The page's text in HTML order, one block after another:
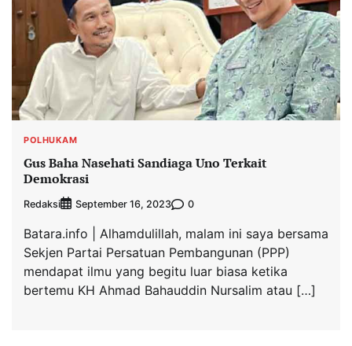
POLHUKAM
Gus Baha Nasehati Sandiaga Uno Terkait
Demokrasi
Redaksi September 16, 2023 0
Batara.info | Alhamdulillah, malam ini saya bersama
Sekjen Partai Persatuan Pembangunan (PPP)
mendapat ilmu yang begitu luar biasa ketika
bertemu KH Ahmad Bahauddin Nursalim atau […]